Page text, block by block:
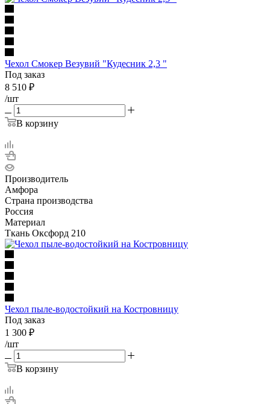
Чехол Смокер Везувий "Кудесник 2,3 "
Под заказ
8 510 ₽
/шт
В корзину
Производитель
Амфора
Страна производства
Россия
Материал
Ткань Оксфорд 210
Чехол пыле-водостойкий на Костровницу
Под заказ
1 300 ₽
/шт
В корзину